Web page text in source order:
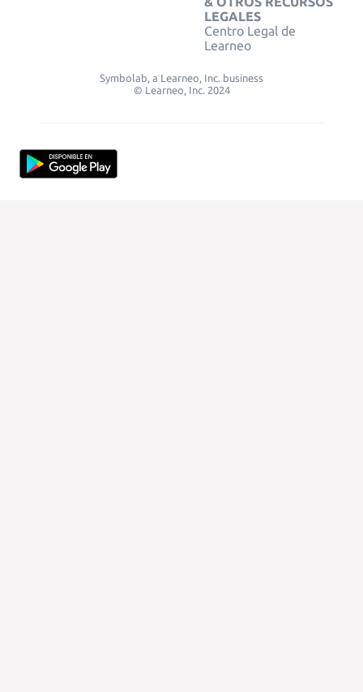
LEGALES
Centro Legal de
Learneo
Symbolab, a Learneo, Inc. business
© Learneo, Inc. 2024